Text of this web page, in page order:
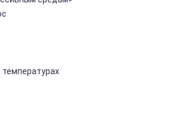
температурах